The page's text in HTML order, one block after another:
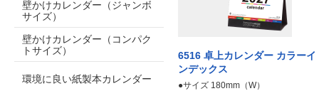
6516 卓上カレンダー カラーイ
ンデックス
●サイズ 180mm（W）
壁かけカレンダー（ジャンボ
サイズ）
壁かけカレンダー（コンパク
トサイズ）
環境に良い紙製本カレンダー